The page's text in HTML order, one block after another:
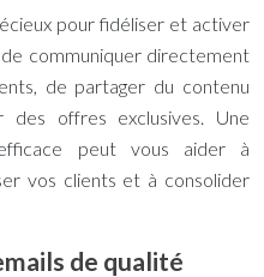
pour fidéliser et activer
communiquer directement
de partager du contenu
offres exclusives. Une
peut vous aider à
vos clients et à consolider
de qualité